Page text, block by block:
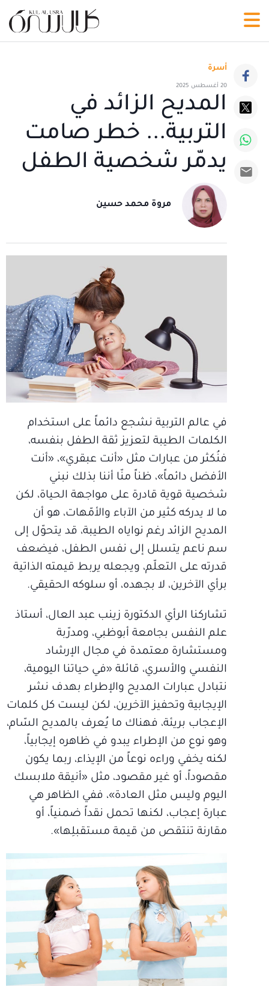
أسرة
20 أغسطس 2025
المديح الزائد في
التربية... خطر صامت
يدمّر شخصية الطفل
مروة محمد حسين
في عالم التربية نشجع دائماً على استخدام
الكلمات الطيبة لتعزيز ثقة الطفل بنفسه،
فنُكثر من عبارات مثل «أنت عبقري»، «أنت
الأفضل دائماً»، ظناً منّا أننا بذلك نبني
شخصية قوية قادرة على مواجهة الحياة، لكن
ما لا يدركه كثير من الآباء والأمّهات، هو أن
المديح الزائد رغم نواياه الطيبة، قد يتحوّل إلى
سم ناعم يتسلل إلى نفس الطفل، فيضعف
قدرته على التعلّم، ويجعله يربط قيمته الذاتية
برأي الآخرين، لا بجهده، أو سلوكه الحقيقي.
تشاركنا الرأي الدكتورة زينب عبد العال، أستاذ
علم النفس بجامعة أبوظبي، ومدرّبة
ومستشارة معتمدة في مجال الإرشاد
النفسي والأسري، قائلة «في حياتنا اليومية،
نتبادل عبارات المديح والإطراء بهدف نشر
الإيجابية وتحفيز الآخرين، لكن ليست كل كلمات
الإعجاب بريئة، فهناك ما يُعرف بالمديح السّام،
وهو نوع من الإطراء يبدو في ظاهره إيجابياً،
لكنه يخفي وراءه نوعاً من الإيذاء، ربما يكون
مقصوداً، أو غير مقصود، مثل «أنيقة ملابسك
اليوم وليس مثل العادة»، ففي الظاهر هي
عبارة إعجاب، لكنها تحمل نقداً ضمنياً، أو
مقارنة تنتقص من قيمة مستقبلِها».